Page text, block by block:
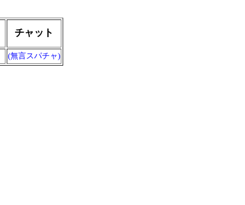
チャット
(無言スパチャ)